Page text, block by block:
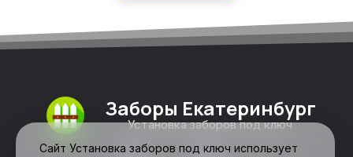
Заборы Екатеринбург
Установка заборов под ключ
Сайт Установка заборов под ключ использует